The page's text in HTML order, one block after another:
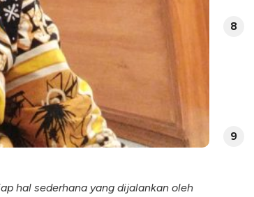
hal sederhana yang dijalankan oleh
8
9